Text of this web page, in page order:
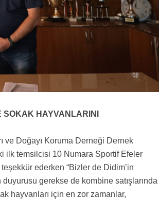
HAYVANLARINI
ve Doğayı Koruma Derneği Dernek
ilk temsilcisi 10 Numara Sportif Efeler
ederken “Bizler de Didim’in
duyurusu gerekse de kombine satışlarında
hayvanları için en zor zamanlar,